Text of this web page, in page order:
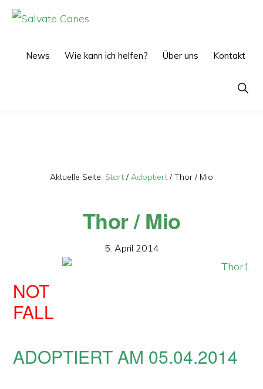
Zur
Zum
News Wie kann ich helfen? Über uns Kontakt
Show
Aktuelle Seite: Start / Adoptiert / Thor / Mio
Thor / Mio
5. April 2014
NOT
FALL
ADOPTIERT AM 05.04.2014